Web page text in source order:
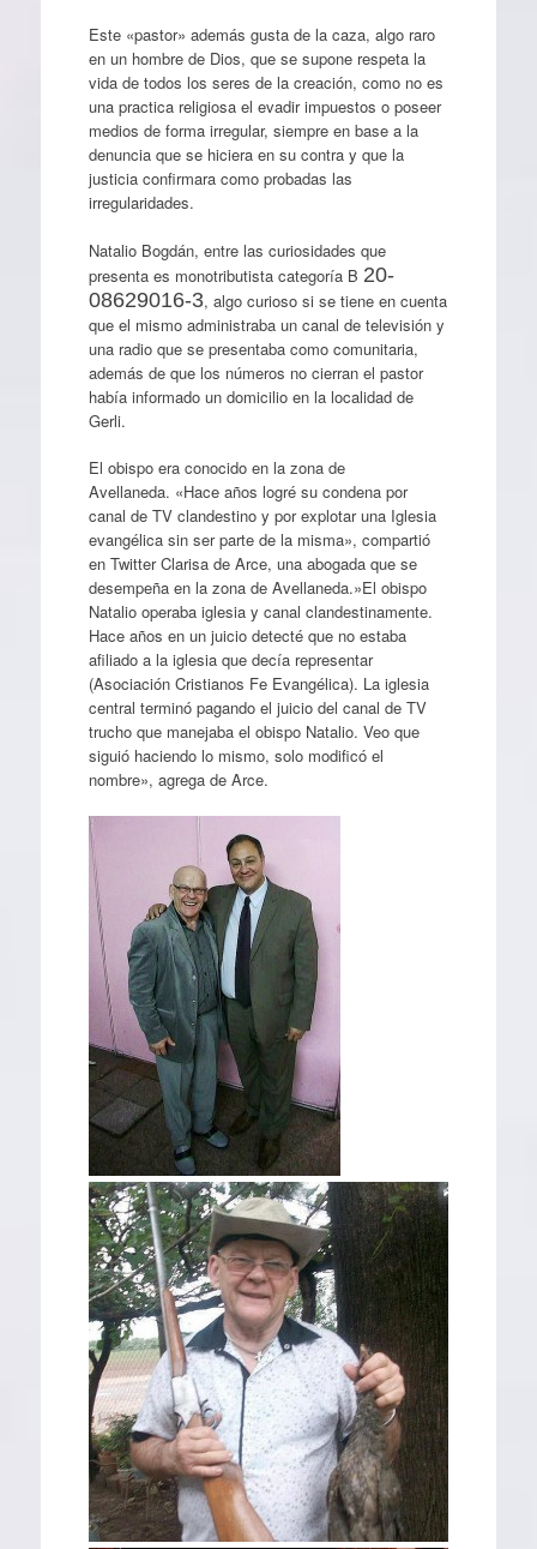
Este «pastor» además gusta de la caza, algo raro
en un hombre de Dios, que se supone respeta la
vida de todos los seres de la creación, como no es
una practica religiosa el evadir impuestos o poseer
medios de forma irregular, siempre en base a la
denuncia que se hiciera en su contra y que la
justicia confirmara como probadas las
irregularidades.
Natalio Bogdán, entre las curiosidades que
presenta es monotributista categoría B 20-
08629016-3, algo curioso si se tiene en cuenta
que el mismo administraba un canal de televisión y
una radio que se presentaba como comunitaria,
además de que los números no cierran el pastor
había informado un domicilio en la localidad de
Gerli.
El obispo era conocido en la zona de
Avellaneda. «Hace años logré su condena por
canal de TV clandestino y por explotar una Iglesia
evangélica sin ser parte de la misma», compartió
en Twitter Clarisa de Arce, una abogada que se
desempeña en la zona de Avellaneda.»El obispo
Natalio operaba iglesia y canal clandestinamente.
Hace años en un juicio detecté que no estaba
afiliado a la iglesia que decía representar
(Asociación Cristianos Fe Evangélica). La iglesia
central terminó pagando el juicio del canal de TV
trucho que manejaba el obispo Natalio. Veo que
siguió haciendo lo mismo, solo modificó el
nombre», agrega de Arce.